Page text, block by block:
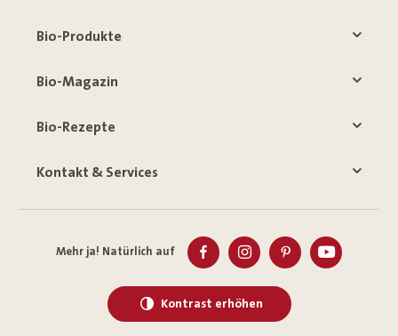
Bio-Produkte
Bio-Magazin
Bio-Rezepte
Kontakt & Services
Mehr ja! Natürlich auf
Kontrast erhöhen